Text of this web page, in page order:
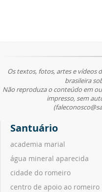
Os textos, fotos, artes e vídeos
brasileira
Não reproduza o conteúdo em
impresso, sem
Santuário
academia marial
água mineral aparecida
cidade do romeiro
centro de apoio ao romeiro